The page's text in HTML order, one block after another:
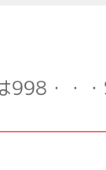
998・・